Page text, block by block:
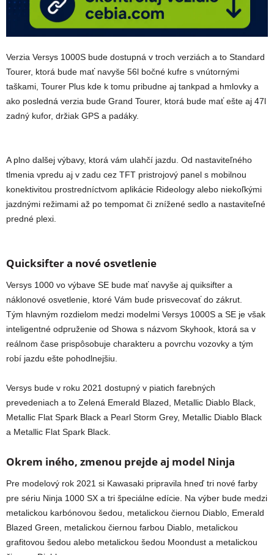
Verzia Versys 1000S bude dostupná v troch verziách a to Standard
Tourer, ktorá bude mať navyše 56l bočné kufre s vnútornými
taškami, Tourer Plus kde k tomu pribudne aj tankpad a hmlovky a
ako posledná verzia bude Grand Tourer, ktorá bude mať ešte aj 47l
zadný kufor, držiak GPS a padáky.
A plno dalšej výbavy, ktorá vám ulahčí jazdu. Od nastaviteľného
tlmenia vpredu aj v zadu cez TFT pristrojový panel s mobilnou
konektivitou prostredníctvom aplikácie Rideology alebo niekoľkými
jazdnými režimami až po tempomat či znížené sedlo a nastaviteľné
predné plexi.
Quicksifter a nové osvetlenie
Versys 1000 vo výbave SE bude mať navyše aj quiksifter a
náklonové osvetlenie, ktoré Vám bude prisvecovať do zákrut.
Tým hlavným rozdielom medzi modelmi Versys 1000S a SE je však
inteligentné odpruženie od Showa s názvom Skyhook, ktorá sa v
reálnom čase prispôsobuje charakteru a povrchu vozovky a tým
robí jazdu ešte pohodlnejšiu.
Versys bude v roku 2021 dostupný v piatich farebných
prevedeniach a to Zelená Emerald Blazed, Metallic Diablo Black,
Metallic Flat Spark Black a Pearl Storm Grey, Metallic Diablo Black
a Metallic Flat Spark Black.
Okrem iného, zmenou prejde aj model Ninja
Pre modelový rok 2021 si Kawasaki pripravila hneď tri nové farby
pre sériu Ninja 1000 SX a tri špeciálne edície. Na výber bude medzi
metalickou karbónovou šedou, metalickou čiernou Diablo, Emerald
Blazed Green, metalickou čiernou farbou Diablo, metalickou
grafitovou šedou alebo metalickou šedou Moondust a metalickou